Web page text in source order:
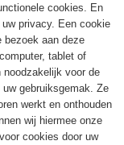
cookies. En
privacy. Een cookie
aan deze
tablet of
voor de
gebruiksgemak. Ze
werkt en onthouden
wij hiermee onze
cookies door uw